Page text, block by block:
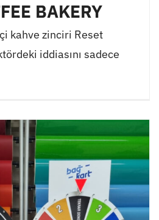
BAKERY
kahve zinciri Reset
iddiasını sadece